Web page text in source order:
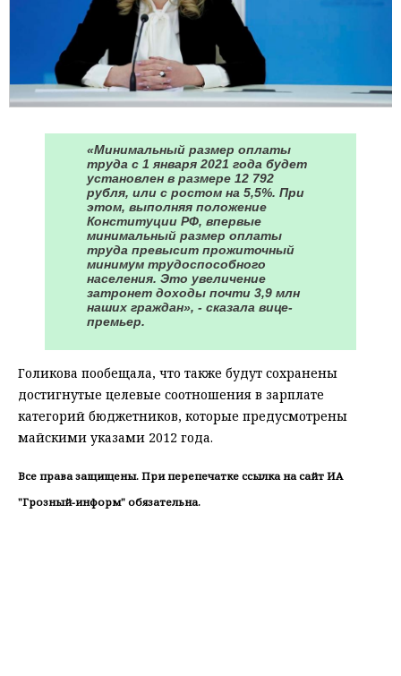
«Минимальный размер оплаты
труда с 1 января 2021 года будет
установлен в размере 12 792
рубля, или с ростом на 5,5%. При
этом, выполняя положение
Конституции РФ, впервые
минимальный размер оплаты
труда превысит прожиточный
минимум трудоспособного
населения. Это увеличение
затронет доходы почти 3,9 млн
наших граждан», - сказала вице-
премьер.
Голикова пообещала, что также будут сохранены
достигнутые целевые соотношения в зарплате
категорий бюджетников, которые предусмотрены
майскими указами 2012 года.
Все права защищены. При перепечатке ссылка на сайт ИА
"Грозный-информ" обязательна.